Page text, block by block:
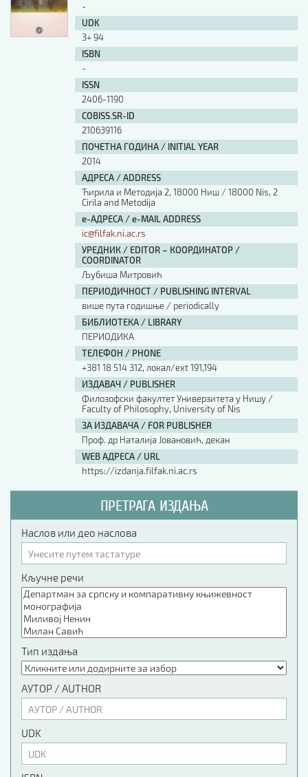
-
UDK
3+ 94
ISBN
-
ISSN
2406-1190
COBISS.SR-ID
210639116
ПОЧЕТНА ГОДИНА / INITIAL YEAR
2014
АДРЕСА / ADDRESS
Ћирила и Методија 2, 18000 Ниш / 18000 Nis, 2
Cirila and Metodija
е-АДРЕСА / e-MAIL ADDRESS
ic@filfak.ni.ac.rs
УРЕДНИК / EDITOR – КООРДИНАТОР /
COORDINATOR
Љубиша Митровић
ПЕРИОДИЧНОСТ / PUBLISHING INTERVAL
више пута годишње / periodically
БИБЛИОТЕКА / LIBRARY
ПЕРИОДИКА
ТЕЛЕФОН / PHONE
+381 18 514 312, локал/ext 191,194
ИЗДАВАЧ / PUBLISHER
Филозофски факултет Универзитета у Нишу /
Faculty of Philosophy, University of Nis
ЗА ИЗДАВАЧА / FOR PUBLISHER
Проф. др Наталија Јовановић, декан
WEB АДРЕСА / URL
https://izdanja.filfak.ni.ac.rs
ПРЕТРАГА ИЗДАЊА
Наслов или део наслова
Кључне речи
Тип издања
АУТОР / AUTHOR
UDK